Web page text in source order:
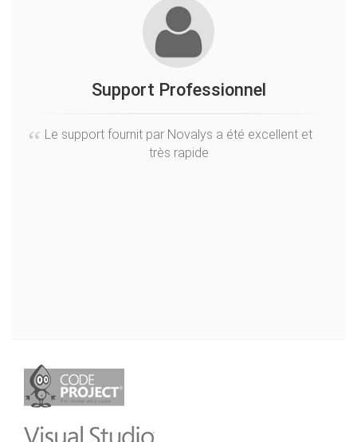
Support Professionnel
Le support fournit par Novalys a été excellent et
très rapide